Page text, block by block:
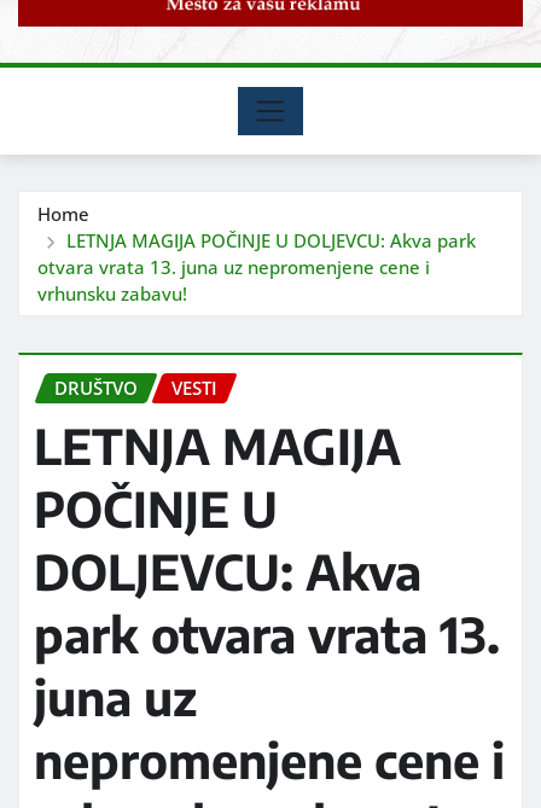
Home
LETNJA MAGIJA POČINJE U DOLJEVCU: Akva park
otvara vrata 13. juna uz nepromenjene cene i
vrhunsku zabavu!
DRUŠTVO VESTI
LETNJA MAGIJA
POČINJE U
DOLJEVCU: Akva
park otvara vrata 13.
juna uz
nepromenjene cene i